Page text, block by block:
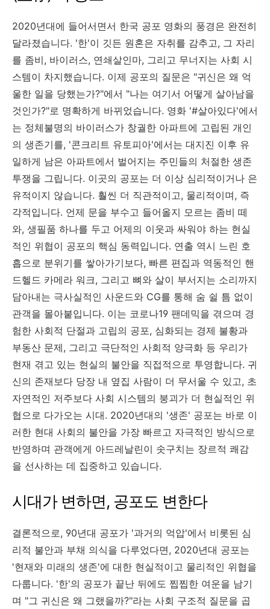
2020년대에 들어서면서 한국 공포 영화의 풍경은 완전히
달라졌습니다. '한'이 깃든 원혼은 자취를 감추고, 그 자리
를 좀비, 바이러스, 연쇄살인마, 그리고 무너지는 사회 시
스템이 차지했습니다. 이제 공포의 질문은 "귀신은 왜 억
울한 일을 당했는가?"에서 "나는 여기서 어떻게 살아남을
것인가?"로 명확하게 바뀌었습니다. 영화 '#살아있다'에서
는 정체불명의 바이러스가 창궐한 아파트에 고립된 개인
의 생존기를, '콘크리트 유토피아'에서는 대지진 이후 유
일하게 남은 아파트에서 벌어지는 주민들의 처절한 생존
투쟁을 그립니다. 이곳의 공포는 더 이상 심리적이거나 은
유적이지 않습니다. 훨씬 더 직관적이고, 물리적이며, 즉
각적입니다. 언제 문을 부수고 들어올지 모르는 좀비 떼
와, 생필품 하나를 두고 어제의 이웃과 싸워야 하는 현실
적인 위협이 공포의 핵심 동력입니다. 연출 역시 느린 호
흡으로 분위기를 쌓아가기보다, 빠른 편집과 역동적인 핸
드헬드 카메라 워크, 그리고 뼈와 살이 부서지는 소리까지
담아내는 극사실적인 사운드와 CG를 통해 숨 쉴 틈 없이
관객을 몰아붙입니다. 이는 코로나19 팬데믹을 겪으며 경
험한 사회적 단절과 고립의 공포, 심화되는 경제 불황과
부동산 문제, 그리고 극단적인 사회적 양극화 등 우리가
현재 겪고 있는 현실의 불안을 직접적으로 투영합니다. 귀
신의 존재보다 당장 내 옆집 사람이 더 무서울 수 있고, 초
자연적인 저주보다 사회 시스템의 붕괴가 더 현실적인 위
협으로 다가오는 시대. 2020년대의 '생존' 공포는 바로 이
러한 현대 사회의 불안을 가장 빠르고 자극적인 방식으로
반영하며 관객에게 아드레날린이 솟구치는 장르적 쾌감
을 선사하는 데 집중하고 있습니다.
시대가 변하면, 공포도 변한다
결론적으로, 90년대 공포가 '과거의 억압'에서 비롯된 심
리적 불안과 부채 의식을 다루었다면, 2020년대 공포는
'현재와 미래의 생존'에 대한 현실적이고 물리적인 위협을
다룹니다. '한'의 공포가 끝난 뒤에도 찝찝한 여운을 남기
며 "그 귀신은 왜 그랬을까?"라는 사회 구조적 질문을 곱